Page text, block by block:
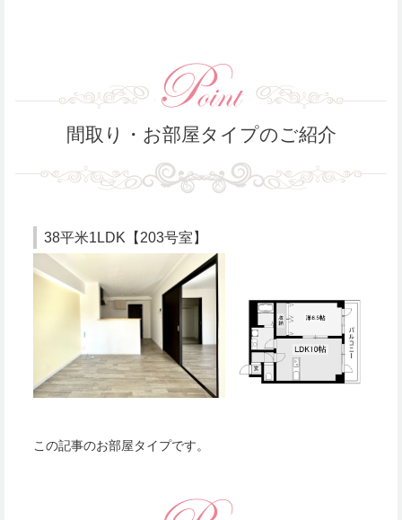
間取り・お部屋タイプのご紹介
38平米1LDK【203号室】
この記事のお部屋タイプです。